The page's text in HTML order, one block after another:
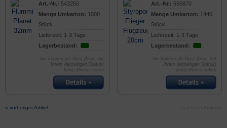
Art.-Nr.: 543250
Menge Umkarton: 1000
Stück
Lieferzeit: 1-3 Tage
Lagerbestand:
Sie können als Gast (bzw. mit
Ihrem derzeitigen Status)
keine Preise sehen
Art.-Nr.: 550870
Menge Umkarton: 1440
Stück
Lieferzeit: 1-3 Tage
Lagerbestand:
Sie können als Gast (bzw. mit
Ihrem derzeitigen Status)
keine Preise sehen
« vorheriger Artikel